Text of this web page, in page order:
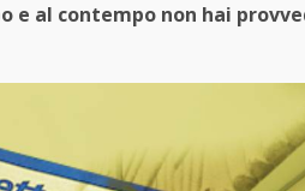
al contempo non hai